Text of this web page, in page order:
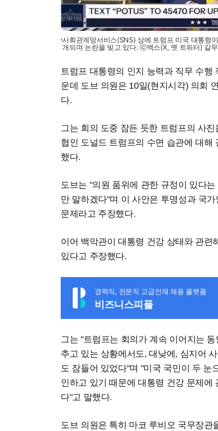
사회관계망서비스(SNS) 상에 트럼프 미국 대통령
개되며 논란을 빚고 있다. ⓒ엑스(X, 옛 트위터) 갈
트럼프 대통령의 인지 능력과 직무 수
운데 도브 의원은 10일(현지시각) 의회
다.
그는 회의 도중 잠든 듯한 트럼프의 사
협인 도널드 트럼프의 수면 습관에 대해
했다.
도브는 "의원 품위에 관한 규정이 있다
만 말하겠다"며 이 사안은 투명성과 국
문제라고 주장했다.
이어 백악관이 대통령 건강 상태와 관련
있다고 주장했다.
경력직, 전문직 고급인재 채용 플랫폼
비즈니스피플
그는 "트럼프는 회의가 계속 이어지는
추고 있는 상황에서도, 대낮에, 심지어
도 잠들어 있었다"며 "미국 국민이 두 눈
인하고 있기 때문에 대통령 건강 문제에
다"고 말했다.
도브 의원은 특히 마코 루비오 국무장관